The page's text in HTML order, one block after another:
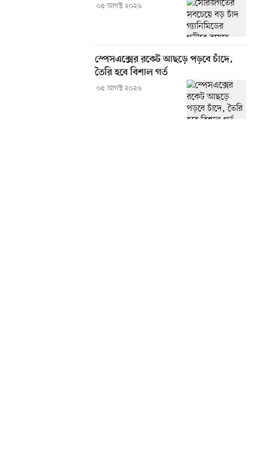
০৫ আগস্ট ২০২৬
স্পেসএক্সের রকেট আছড়ে পড়বে চাঁদে,
তৈরি হবে বিশাল গর্ত
০৫ আগস্ট ২০২৬